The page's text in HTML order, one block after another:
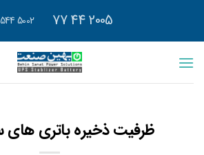
محتوا
5002 544 0919
ظرفیت ذخیره باتری های